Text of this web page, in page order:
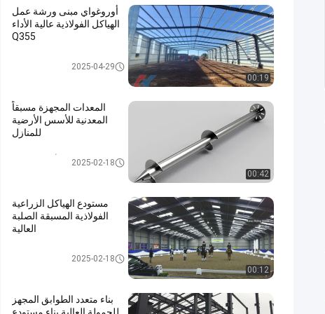
00:19
أوروغواي مبنى ورشة عمل
الهياكل الفولاذية عالية الأداء
Q355
ورشة عمل الهياكل الفولاذية
2025-04-29
00:42
المعدات المجهزة مسبقاً
المعدنية للأسس الأرضية
للمنازل
مرساة الأرض المدارية2025-02-18
00:12
مستودع الهياكل الزراعية
الفولاذية المسبقة الصلبة
العالية
بناء الفولاذ الزراعي2025-02-18
بناء متعدد الطوابق المجهز